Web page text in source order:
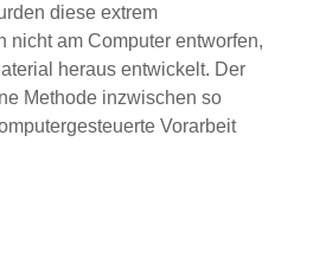
diese extrem
nicht am Computer entworfen,
heraus entwickelt. Der
Methode inzwischen so
Vorarbeit